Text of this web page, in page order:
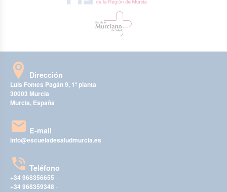
Dirección
Luis Fontes Pagán 9, 1ª planta
30003 Murcia
Murcia, España
E-mail
info@escueladesaludmurcia.es
Teléfono
+34 968356655 -
+34 968359348 -